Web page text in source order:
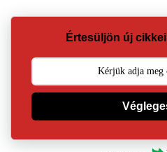
Értesüljön új